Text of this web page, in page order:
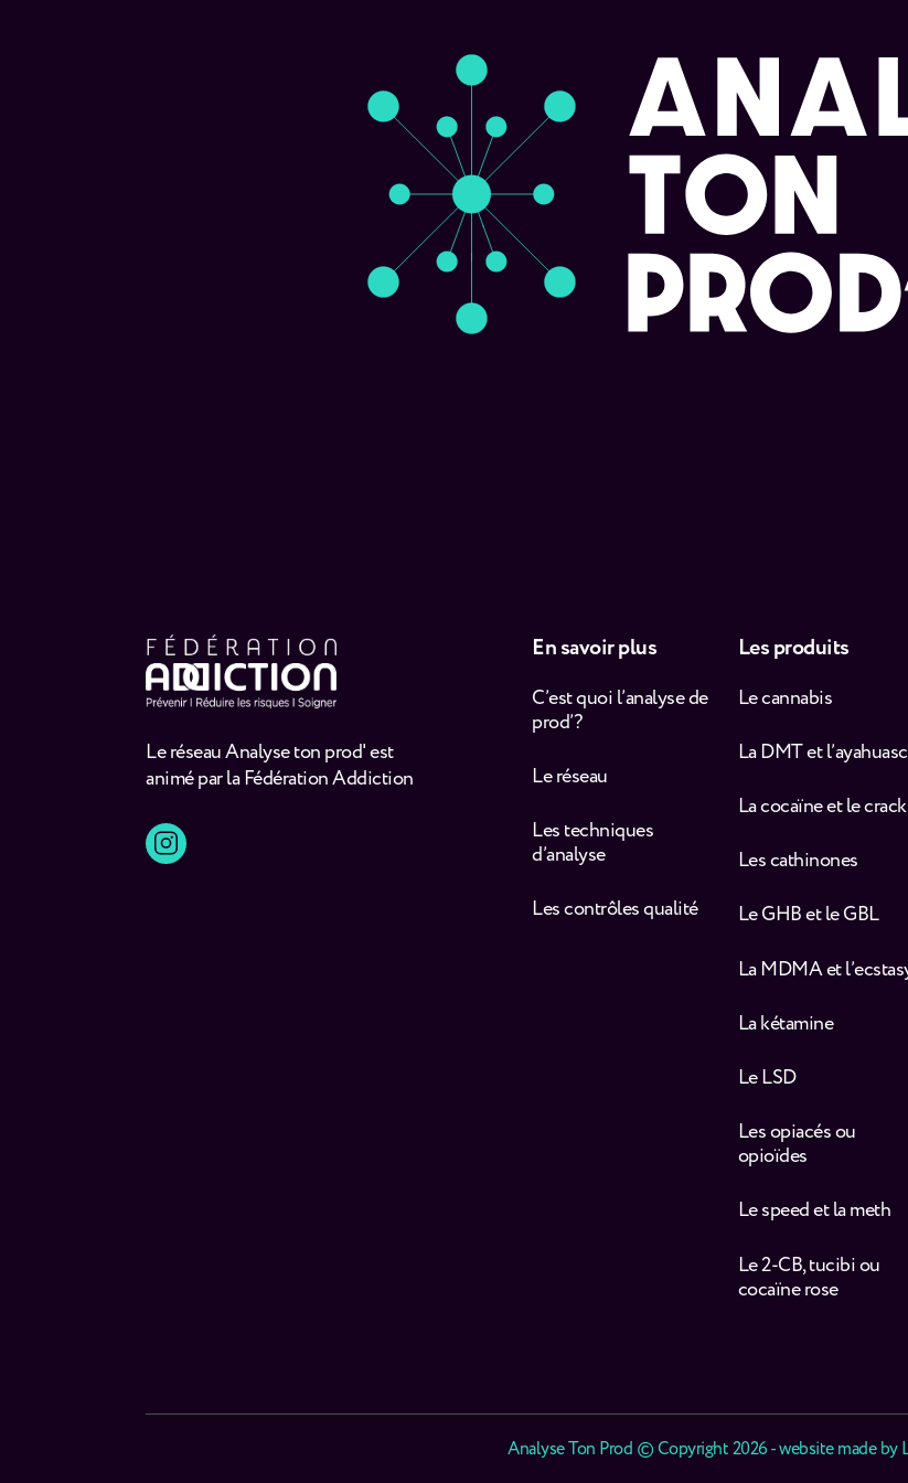
Le réseau Analyse ton prod' est
animé par la Fédération Addiction
En savoir plus
C’est quoi l’analyse de
prod’ ?
Le réseau
Les techniques
d’analyse
Les contrôles qualité
Les produits
Le cannabis
La DMT et
La cocaïne et le crack
Les cathinones
Le GHB et le GBL
La MDMA et
La kétamine
Le LSD
Les opiacés ou
opioïdes
Le speed et la meth
Le 2-CB, tucibi ou
cocaïne rose
Analyse Ton Prod © Copyright 2026 - website made by